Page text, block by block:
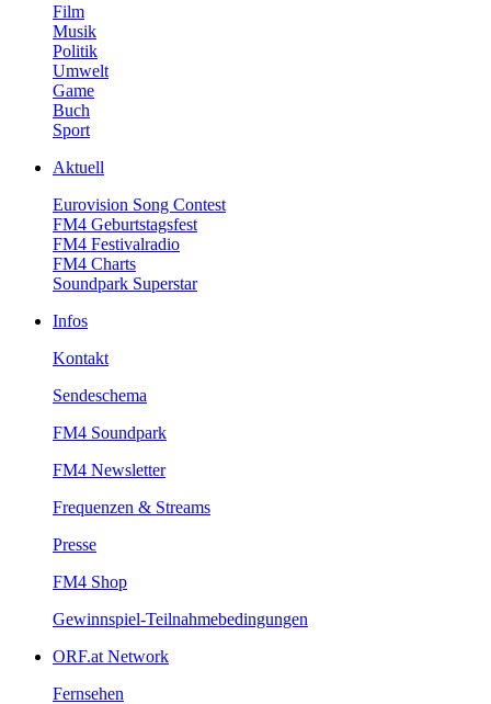
Film
Musik
Politik
Umwelt
Game
Buch
Sport
Aktuell
EurovisionSongContest
FM4Geburtstagsfest
FM4Festivalradio
FM4Charts
SoundparkSuperstar
Infos
Kontakt
Sendeschema
FM4Soundpark
FM4Newsletter
Frequenzen&Streams
Presse
FM4Shop
Gewinnspiel-Teilnahmebedingungen
ORF.atNetwork
Fernsehen